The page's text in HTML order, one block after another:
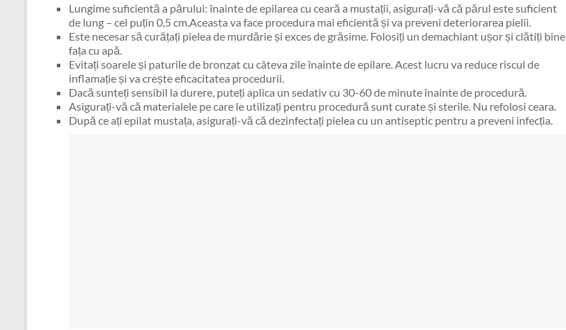
Lungime suficientă a părului: înainte de epilarea cu ceară a mustații, asigurați-vă că părul este suficient
de lung – cel puțin 0,5 cm.Aceasta va face procedura mai eficientă și va preveni deteriorarea pielii.
Este necesar să curățați pielea de murdărie și exces de grăsime. Folosiți un demachiant ușor și clătiți bine
fața cu apă.
Evitați soarele și paturile de bronzat cu câteva zile înainte de epilare. Acest lucru va reduce riscul de
inflamație și va crește eficacitatea procedurii.
Dacă sunteți sensibil la durere, puteți aplica un sedativ cu 30-60 de minute înainte de procedură.
Asigurați-vă că materialele pe care le utilizați pentru procedură sunt curate și sterile. Nu refolosi ceara.
După ce ați epilat mustața, asigurați-vă că dezinfectați pielea cu un antiseptic pentru a preveni infecția.